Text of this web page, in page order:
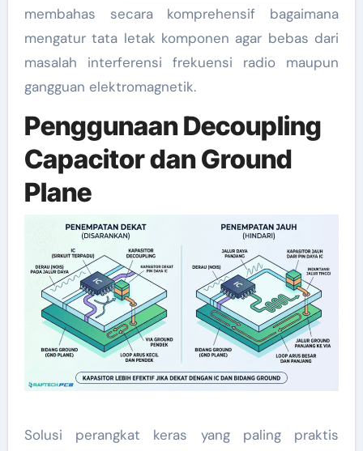
membahas secara komprehensif bagaimana
mengatur tata letak komponen agar bebas dari
masalah interferensi frekuensi radio maupun
gangguan elektromagnetik.
Penggunaan Decoupling
Capacitor dan Ground
Plane
Solusi perangkat keras yang paling praktis